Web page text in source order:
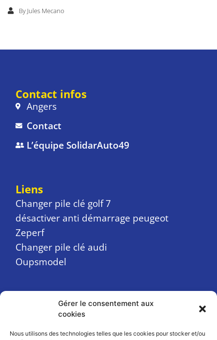
Gérer le consentement aux
cookies
Nous utilisons des technologies telles que les cookies pour stocker et/ou
By Jules Mecano
Contact infos
Angers
Contact
L’équipe SolidarAuto49
Liens
Changer pile clé golf 7
désactiver anti démarrage peugeot
Zeperf
Changer pile clé audi
Oupsmodel
A PROPOS